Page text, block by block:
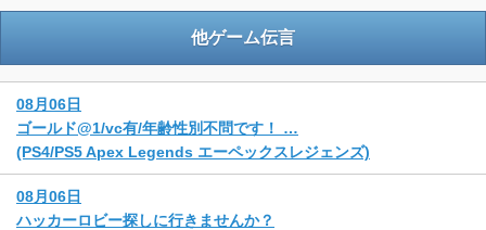
他ゲーム伝言
08月06日
ゴールド@1/vc有/年齢性別不問です！ …
(PS4/PS5 Apex Legends エーペックスレジェンズ)
08月06日
ハッカーロビー探しに行きませんか？